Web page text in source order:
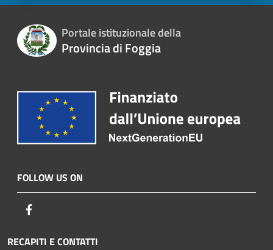
Portale istituzionale della
Provincia di Foggia
FOLLOW US ON
RECAPITI E CONTATTI